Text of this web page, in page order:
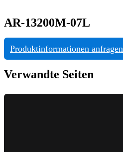
AR-13200M-07L
Produktinformationen anfragen
Verwandte Seiten